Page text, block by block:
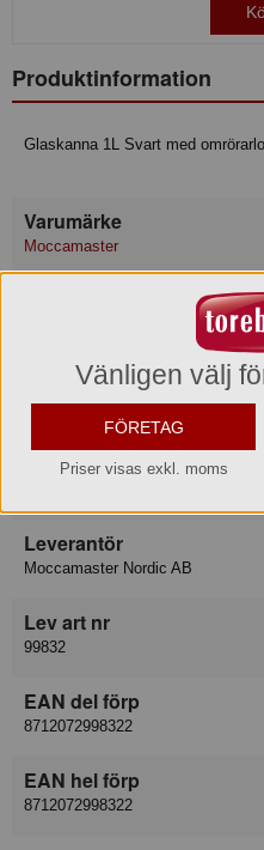
Produktinformation
Glaskanna 1L Svart med
Varumärke
Moccamaster
Konsumentkontakt
075-666 00 50
https://
Varukategori
Leverantör
Moccamaster Nordic AB
Lev art nr
99832
EAN del förp
8712072998322
EAN hel förp
8712072998322
Vänligen välj
FÖRETAG
Priser visas exkl. moms